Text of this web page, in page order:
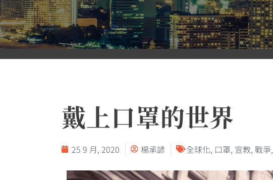
戴上口罩的世界
25 9 月, 2020 楊承諺 全球化, 口罩, 宣教, 戰爭,